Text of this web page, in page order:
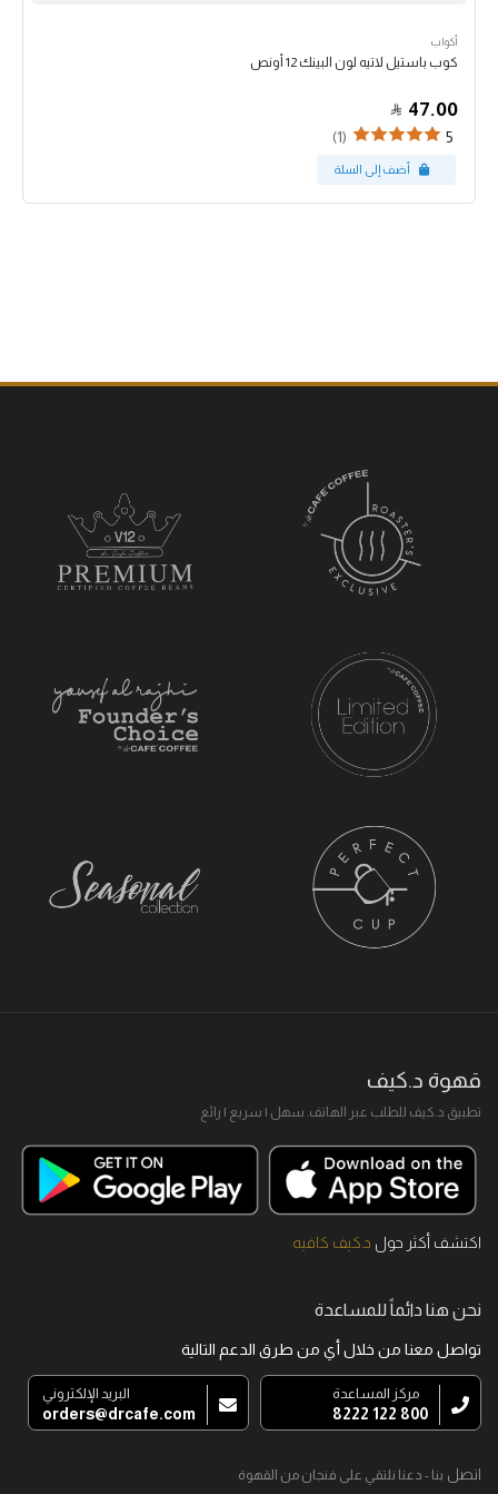
أكواب
كوب باستيل لاتيه لون البينك 12 أونص
47.00
5
(1)
قهوة د.كيف
تطبيق د.كيف للطلب عبر الهاتف. سهل I سريع I رائع
اكتشف أكثر حول د.كيف كافيه
نحن هنا دائماً للمساعدة
تواصل معنا من خلال أي من طرق الدعم التالية
مركز المساعدة
800 122 8222
البريد الإلكتروني
orders@drcafe.com
اتصل بنا - دعنا نلتقي على فنجان من القهوة